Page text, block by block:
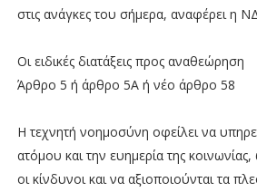
στις ανάγκες του σήμερα, αναφέρει η
Οι ειδικές διατάξεις προς αναθεώρηση
Άρθρο 5 ή άρθρο 5Α ή νέο άρθρο 58
Η τεχνητή νοημοσύνη οφείλει να
ατόμου και την ευημερία της κοινωνίας,
οι κίνδυνοι και να αξιοποιούνται τα